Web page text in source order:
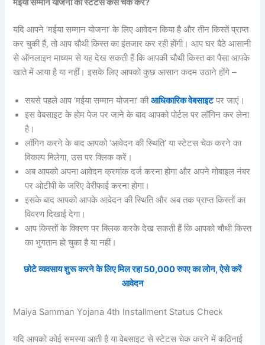
मईया सम्मान योजना का स्टेटस कैसे चेक करें?
यदि आपने ‘मईया सम्मान योजना’ के लिए आवेदन किया है और तीन किस्तें प्राप्त
कर चुकी हैं, तो आप चौथी किस्त का इंतजार कर रही होंगी। आप घर बैठे आसानी
से ऑनलाइन माध्यम से यह देख सकती हैं कि आपकी चौथी किस्त का पैसा आपके
खाते में आया है या नहीं। इसके लिए आपको कुछ आसान कदम उठाने होंगे –
सबसे पहले आप ‘मईया सम्मान योजना’ कीआधिकारिक वेबसाइटपर जाएं।
इस वेबसाइट के होम पेज पर जाने के बाद आपको पोर्टल पर लॉगिन कर लेना
है।
लॉगिन करने के बाद आपको ‘आवेदन की स्थिति’ या स्टेटस चेक करने का
विकल्प मिलेगा, उस पर क्लिक करें।
अब आपको अपना आवेदन क्रमांक दर्ज करना होगा और अपने मोबाइल नंबर
पर ओटीपी के जरिए वेरीफाई करना होगा।
इसके बाद आपको आपके आवेदन की स्थिति और अब तक प्राप्त किस्तों का
विवरण दिखाई देगा।
आप किस्तों के विवरण पर क्लिक करके देख सकती हैं कि आपको चौथी किस्त
का भुगतान हो चुका है या नहीं।
छोटे व्यवसाय शुरू करने के लिए मिल रहा 50,000 रुपए का लोन, ऐसे करें
आवेदन
Maiya Samman Yojana 4th Installment Status Check
यदि आपको कोई समस्या आती है या वेबसाइट से स्टेटस चेक करने में कठिनाई